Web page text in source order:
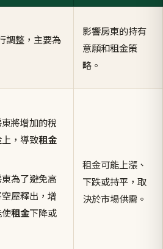
調整，主要為
影響房東的持有
意願和租金策
略。
將增加的稅
上，導致租金
東為了避免高
屋釋出，增
租金下降或
租金可能上漲、
下跌或持平，取
決於市場供需。